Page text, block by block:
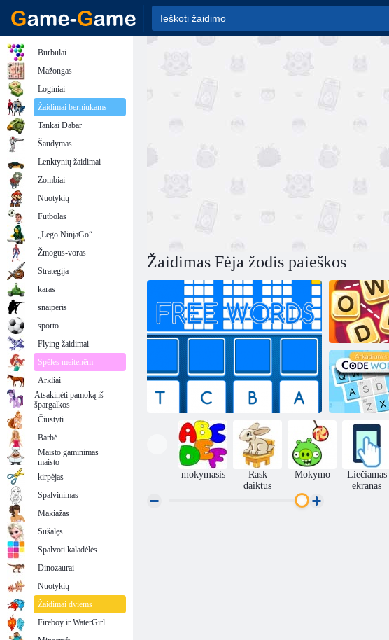
Žaidimas Fėja žodis paieškos
Žodžio
smegenys
Arkadiumo
kodinis žodis
mokymasis
Rask
daiktus
Mokymo
Liečiamas
ekranas
Burbulai
Mažongas
Loginiai
Žaidimai berniukams
Tankai Dabar
Šaudymas
Lenktynių žaidimai
Zombiai
Nuotykių
Futbolas
„Lego NinjaGo“
Žmogus-voras
Strategija
karas
snaiperis
sporto
Flying žaidimai
Spēles meitenēm
Arkliai
Atsakinėti pamoką iš
špargalkos
Čiustyti
Barbė
Maisto gaminimas
maisto
kirpėjas
Spalvinimas
Makiažas
Sušalęs
Spalvoti kaladėlės
Dinozaurai
Nuotykių
Žaidimai dviems
Fireboy ir WaterGirl